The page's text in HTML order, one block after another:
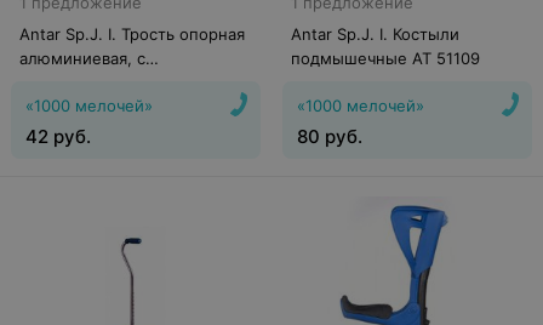
Antar Sp.J. I. Трость опорная
алюминиевая, с
«1000 мелочей»
42 руб.
Antar Sp.J. I. Костыли
подмышечные АТ 51109
«1000 мелочей»
80 руб.